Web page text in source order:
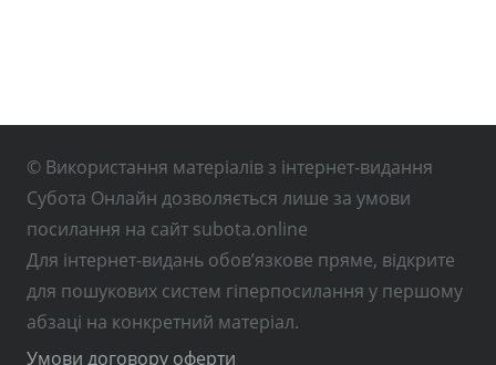
© Використання матеріалів з інтернет-видання
Субота Онлайн дозволяється лише за умови
посилання на сайт subota.online
Для інтернет-видань обов’язкове пряме, відкрите
для пошукових систем гіперпосилання у першому
абзаці на конкретний матеріал.
Умови договору оферти